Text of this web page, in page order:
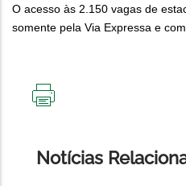
O acesso às 2.150 vagas de
somente pela Via Expressa e
Notícias